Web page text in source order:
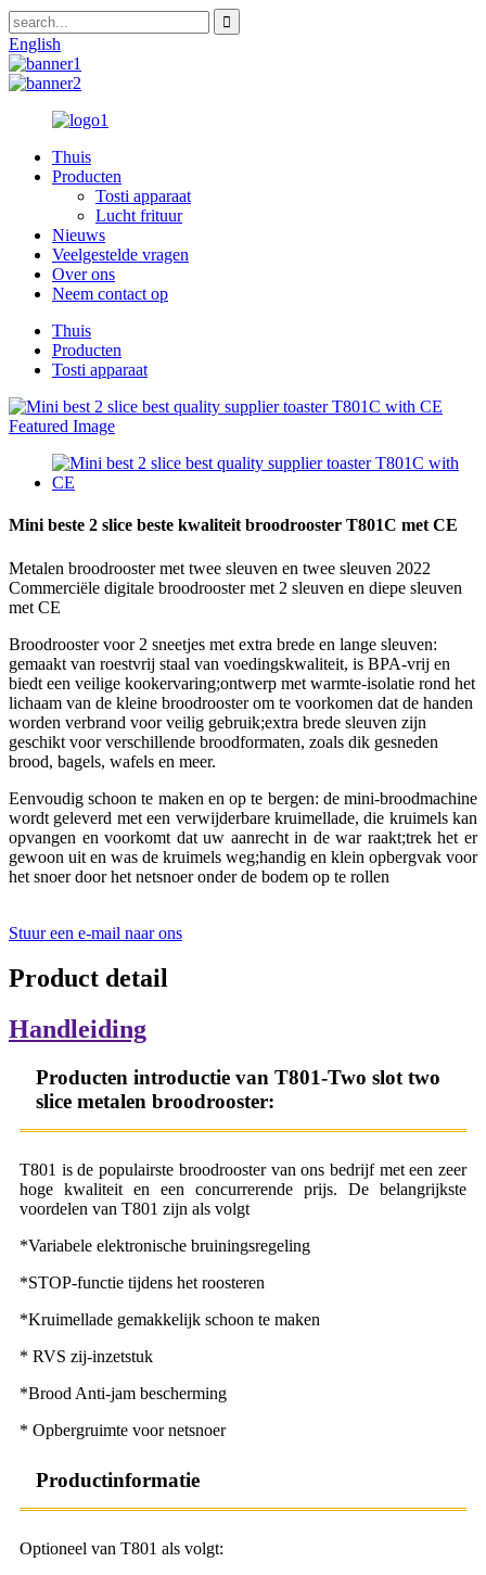
English
Thuis
Producten
Tosti apparaat
Lucht frituur
Nieuws
Veelgestelde vragen
Over ons
Neem contact op
Thuis
Producten
Tosti apparaat
Mini beste 2 slice beste kwaliteit broodrooster T801C met CE
Metalen broodrooster met twee sleuven en twee sleuven 2022
Commerciële digitale broodrooster met 2 sleuven en diepe sleuven
met CE
Broodrooster voor 2 sneetjes met extra brede en lange sleuven:
gemaakt van roestvrij staal van voedingskwaliteit, is BPA-vrij en
biedt een veilige kookervaring;ontwerp met warmte-isolatie rond het
lichaam van de kleine broodrooster om te voorkomen dat de handen
worden verbrand voor veilig gebruik;extra brede sleuven zijn
geschikt voor verschillende broodformaten, zoals dik gesneden
brood, bagels, wafels en meer.
Eenvoudig schoon te maken en op te bergen: de mini-broodmachine
wordt geleverd met een verwijderbare kruimellade, die kruimels kan
opvangen en voorkomt dat uw aanrecht in de war raakt;trek het er
gewoon uit en was de kruimels weg;handig en klein opbergvak voor
het snoer door het netsnoer onder de bodem op te rollen
Stuur een e-mail naar ons
Product detail
Handleiding
Producten introductie van T801-Two slot two
slice metalen broodrooster:
T801 is de populairste broodrooster van ons bedrijf met een zeer
hoge kwaliteit en een concurrerende prijs. De belangrijkste
voordelen van T801 zijn als volgt
*Variabele elektronische bruiningsregeling
*STOP-functie tijdens het roosteren
*Kruimellade gemakkelijk schoon te maken
* RVS zij-inzetstuk
*Brood Anti-jam bescherming
* Opbergruimte voor netsnoer
Productinformatie
Optioneel van T801 als volgt: